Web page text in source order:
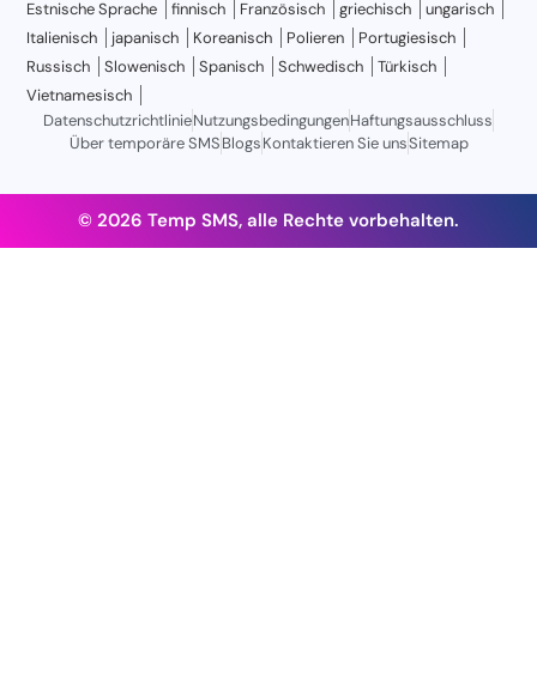
Estnische Sprache finnisch Französisch griechisch
ungarisch
Italienisch
japanisch Koreanisch Polieren
Portugiesisch
Russisch
Slowenisch Spanisch Schwedisch
Türkisch
Vietnamesisch
DatenschutzrichtlinieNutzungsbedingungenHaftungsausschluss
Über temporäre SMSBlogsKontaktieren Sie unsSitemap
© 2026 Temp SMS, alle Rechte vorbehalten.